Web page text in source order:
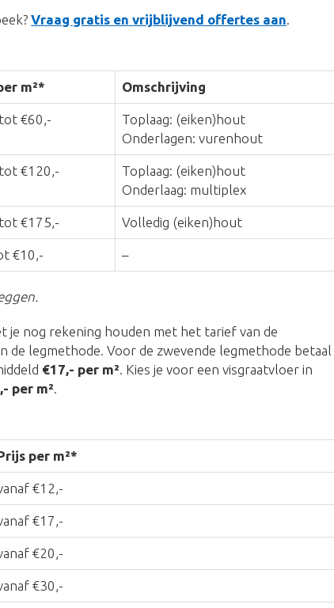
Vraag gratis en vrijblijvend offertes aan.
m²* Omschrijving
€60,-
Toplaag: (eiken)hout
Onderlagen: vurenhout
€120,-
Toplaag: (eiken)hout
Onderlaag: multiplex
€175,- Volledig (eiken)hout
€10,- –
je nog rekening houden met het tarief van de
de legmethode. Voor de zwevende legmethode betaal
€17,- per m². Kies je voor een visgraatvloer in
per m².
per m²*
€12,-
€17,-
€20,-
€30,-